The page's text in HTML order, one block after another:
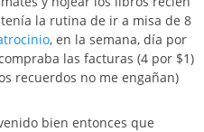
la rutina de ir a misa de 8
, en la semana, día por
las facturas (4 por $1)
recuerdos no me engañan)
bien entonces que